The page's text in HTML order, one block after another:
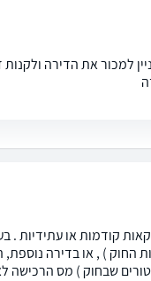
למכור את הדירה
קודמות או עתידיות .
החוק ) , או בדירה
שבחוק ) מס הרכישה